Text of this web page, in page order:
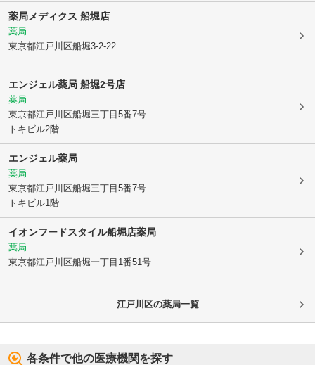
薬局メディクス 船堀店
薬局
東京都江戸川区船堀3-2-22
エンジェル薬局 船堀2号店
薬局
東京都江戸川区船堀三丁目5番7号
トキビル2階
エンジェル薬局
薬局
東京都江戸川区船堀三丁目5番7号
トキビル1階
イオンフードスタイル船堀店薬局
薬局
東京都江戸川区船堀一丁目1番51号
江戸川区の薬局一覧
各条件で他の医療機関を探す